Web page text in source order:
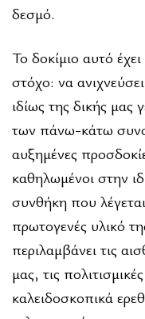
δεσμό.
Το δοκίμιο αυτό
στόχο: να
ιδίως της δικής μας
των πάνω-κάτω
αυξημένες
καθηλωμένοι στην
συνθήκη που
πρωτογενές υλικό
περιλαμβάνει τις
μας, τις
καλειδοσκοπικά